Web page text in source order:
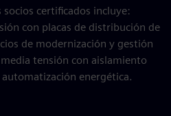
certificados incluye:
con placas de distribución de
de modernización y gestión
tensión con aislamiento
energética.